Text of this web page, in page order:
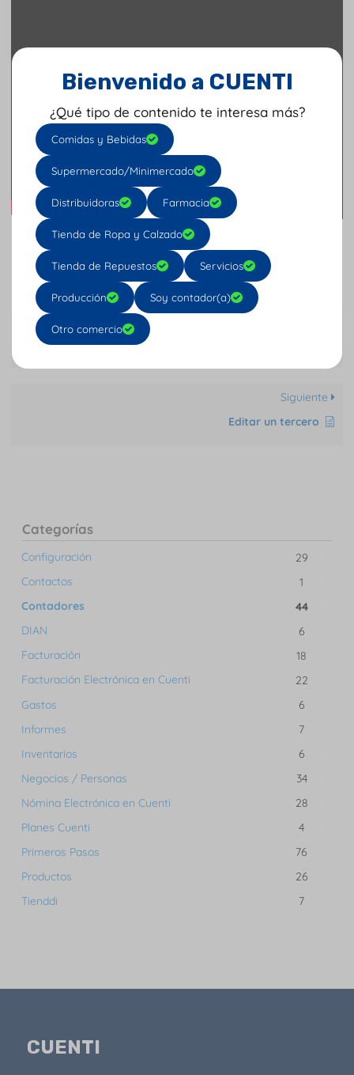
Tu opinión nos importa: califica AQUÍ
Anterior
Importar clientes y proveedores desde excel.
Siguiente
Editar un tercero
Categorías
Configuración
29
Contactos
1
Contadores
44
DIAN
6
Facturación
18
Facturación Electrónica en Cuenti
22
Gastos
6
Informes
7
Inventarios
6
Negocios / Personas
34
Nómina Electrónica en Cuenti
28
Planes Cuenti
4
Primeros Pasos
76
Productos
26
Tienddi
7
CUENTI
Bienvenido a CUENTI
¿Qué tipo de contenido te interesa más?
Comidas y Bebidas
Supermercado/Minimercado
Distribuidoras Farmacia
Tienda de Ropa y Calzado
Tienda de Repuestos Servicios
Producción Soy contador(a)
Otro comercio